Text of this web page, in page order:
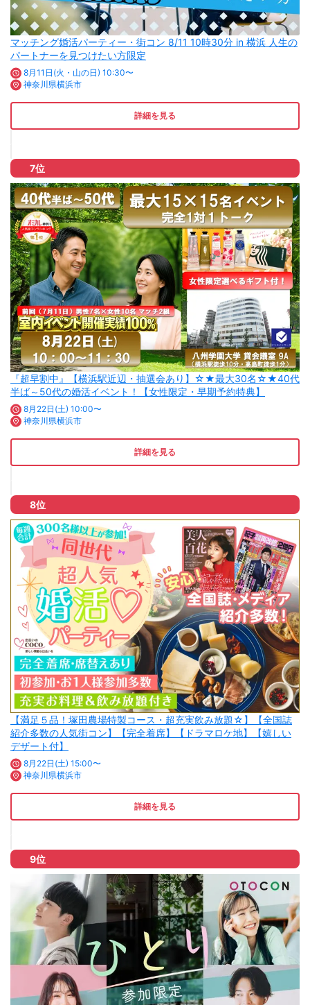
マッチング婚活パーティー・街コン 8/11 10時30分 in 横浜 人生の
パートナーを見つけたい方限定
8月11日(火・山の日) 10:30〜
神奈川県横浜市
詳細を見る
7位
『超早割中』【横浜駅近辺・抽選会あり】☆★最大30名☆★40代
半ば～50代の婚活イベント！【女性限定・早期予約特典】
8月22日(土) 10:00〜
神奈川県横浜市
詳細を見る
8位
【満足５品！塚田農場特製コース・超充実飲み放題☆】【全国誌
紹介多数の人気街コン】【完全着席】【ドラマロケ地】【嬉しい
デザート付】
8月22日(土) 15:00〜
神奈川県横浜市
詳細を見る
9位